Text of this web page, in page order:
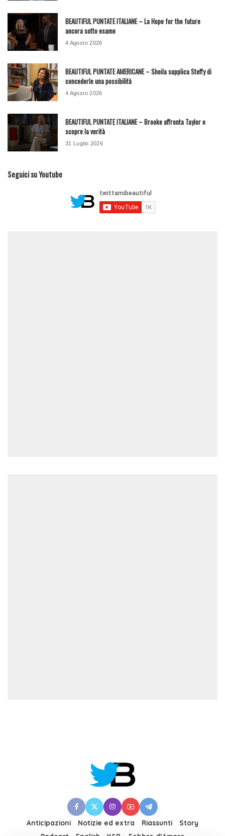
BEAUTIFUL PUNTATE ITALIANE – La Hope for the future
ancora sotto esame
4 Agosto 2026
BEAUTIFUL PUNTATE AMERICANE – Sheila supplica Steffy di
concederle una possibilità
4 Agosto 2026
BEAUTIFUL PUNTATE ITALIANE – Brooke affronta Taylor e
scopre la verità
31 Luglio 2026
Seguici su Youtube
Anticipazioni Notizie ed extra Riassunti
Story